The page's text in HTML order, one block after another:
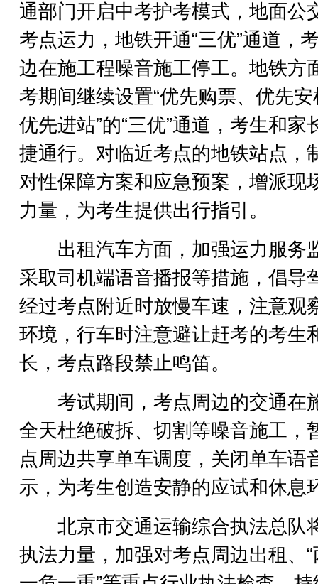
通部门开启中考护考模式，地面公
考点运力，地铁开通“三优”通道，
边在施工程噪音施工停工。地铁方
考期间继续设置“优先购票、优先
优先进站”的“三优”通道，考生和家
捷通行。对临近考点的地铁站点，
对性保障方案和应急预案，增派现
力量，为考生提供出行指引。
出租汽车方面，加强运力服务
采取司机端语音播报等措施，倡导
经过考点附近时放慢车速，注意观
环境，行车时注意避让赶考的考生
长，考点路段禁止鸣笛。
考试期间，考点周边的交通在
全天杜绝破拆、切割等噪音施工，
点周边共享单车调度，关闭单车语
示，为考生创造安静的应试和休息
北京市交通运输综合执法总队
执法力量，加强对考点周边出租、